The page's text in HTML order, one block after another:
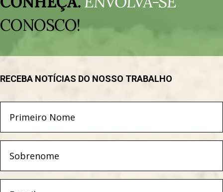
vídeo
CONOSCO!
RECEBA NOTÍCIAS DO NOSSO TRABALHO